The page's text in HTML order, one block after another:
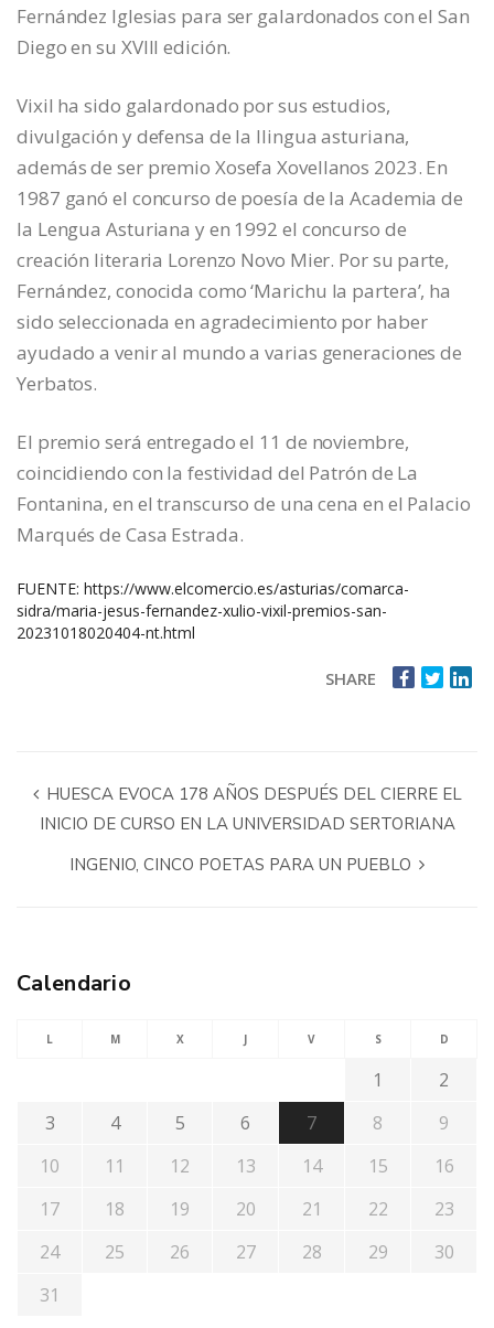
Fernández Iglesias para ser galardonados con el San
Diego en su XVIII edición.
Vixil ha sido galardonado por sus estudios,
divulgación y defensa de la llingua asturiana,
además de ser premio Xosefa Xovellanos 2023. En
1987 ganó el concurso de poesía de la Academia de
la Lengua Asturiana y en 1992 el concurso de
creación literaria Lorenzo Novo Mier. Por su parte,
Fernández, conocida como ‘Marichu la partera’, ha
sido seleccionada en agradecimiento por haber
ayudado a venir al mundo a varias generaciones de
Yerbatos.
El premio será entregado el 11 de noviembre,
coincidiendo con la festividad del Patrón de La
Fontanina, en el transcurso de una cena en el Palacio
Marqués de Casa Estrada.
FUENTE: https://www.elcomercio.es/asturias/comarca-
sidra/maria-jesus-fernandez-xulio-vixil-premios-san-
20231018020404-nt.html
SHARE
HUESCA EVOCA 178 AÑOS DESPUÉS DEL CIERRE EL
INICIO DE CURSO EN LA UNIVERSIDAD SERTORIANA
INGENIO, CINCO POETAS PARA UN PUEBLO
Calendario
L M X J V S D
1
2
3
4 5 6 7 8
9
10
11 12 13 14 15
16
17
18 19 20 21 22
23
24
25 26 27 28 29
30
31